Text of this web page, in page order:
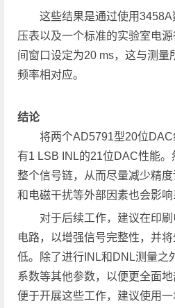
这些结果是通过使用
压表以及一个标准的实验室电
间窗口设定为20 ms，这与测量
频率相对应。
结论
将两个AD5791型20位
有1 LSB INL的21位DAC性能
整个信号链，从而尽量减少精
和电磁干扰等外部因素也会影响
对于后续工作，建议在印
电路，以增强信号完整性，并
低。除了进行INL和DNL测量之
系数等其他参数，以便更全面
便于开展这些工作，建议使用一